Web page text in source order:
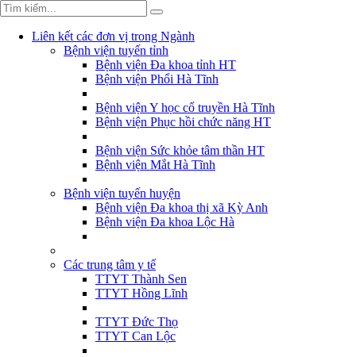
Liên kết các đơn vị trong Ngành
Bệnh viện tuyến tỉnh
Bệnh viện Đa khoa tỉnh HT
Bệnh viện Phổi Hà Tĩnh
Bệnh viện Y học cổ truyền Hà Tĩnh
Bệnh viện Phục hồi chức năng HT
Bệnh viện Sức khỏe tâm thần HT
Bệnh viện Mắt Hà Tĩnh
Bệnh viện tuyến huyện
Bệnh viện Đa khoa thị xã Kỳ Anh
Bệnh viện Đa khoa Lộc Hà
Các trung tâm y tế
TTYT Thành Sen
TTYT Hồng Lĩnh
TTYT Đức Thọ
TTYT Can Lộc